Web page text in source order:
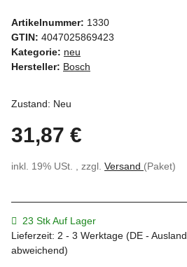
Artikelnummer: 1330
GTIN: 4047025869423
Kategorie: neu
Hersteller: Bosch
Zustand: Neu
31,87 €
inkl. 19% USt. , zzgl. Versand (Paket)
23 Stk Auf Lager
Lieferzeit: 2 - 3 Werktage (DE - Ausland
abweichend)